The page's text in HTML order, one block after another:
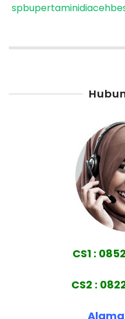
CS1 :
CS2 :